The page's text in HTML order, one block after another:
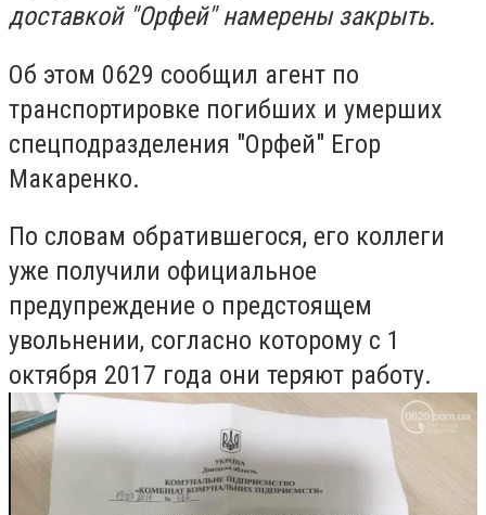
доставкой "Орфей" намерены закрыть.
Об этом 0629 сообщил агент по
транспортировке погибших и умерших
спецподразделения "Орфей" Егор
Макаренко.
По словам обратившегося, его коллеги
уже получили официальное
предупреждение о предстоящем
увольнении, согласно которому с 1
октября 2017 года они теряют работу.